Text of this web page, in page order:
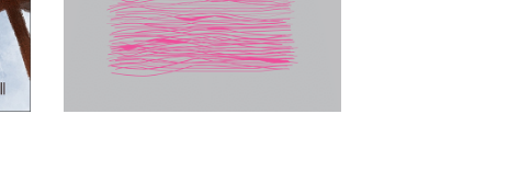
E-BOOK DO
KOSZYKA
„biblii feminizmu”.
35.00zł 17.50zł